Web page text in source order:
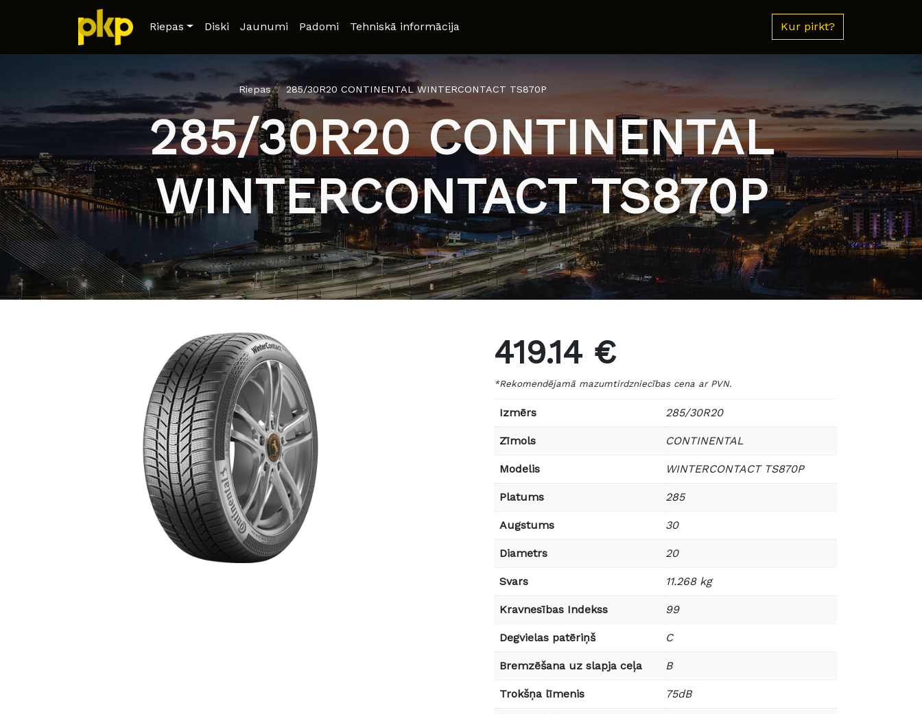
Riepas Diski Jaunumi Padomi Tehniskā informācija Kur pirkt?
Riepas 285/30R20 CONTINENTAL WINTERCONTACT TS870P
285/30R20 CONTINENTAL
WINTERCONTACT TS870P
419.14 €
*Rekomendējamā mazumtirdzniecības cena ar PVN.
Izmērs 285/30R20
Zīmols CONTINENTAL
Modelis WINTERCONTACT TS870P
Platums 285
Augstums 30
Diametrs 20
Svars 11.268 kg
Kravnesības Indekss 99
Degvielas patēriņš C
Bremzēšana uz slapja ceļa B
Trokšņa līmenis 75dB